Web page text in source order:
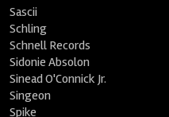
Sascii
Schling
Schnell Records
Sidonie Absolon
Sinead O'Connick Jr.
Singeon
Spike